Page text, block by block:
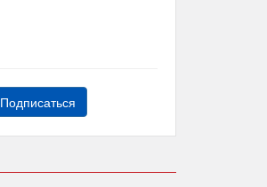
Подписаться